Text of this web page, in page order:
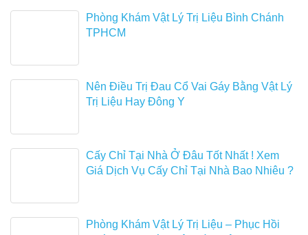
Phòng Khám Vật Lý Trị Liệu Bình Chánh
TPHCM
Nên Điều Trị Đau Cổ Vai Gáy Bằng Vật Lý
Trị Liệu Hay Đông Y
Cấy Chỉ Tại Nhà Ở Đâu Tốt Nhất ! Xem
Giá Dịch Vụ Cấy Chỉ Tại Nhà Bao Nhiêu ?
Phòng Khám Vật Lý Trị Liệu – Phục Hồi